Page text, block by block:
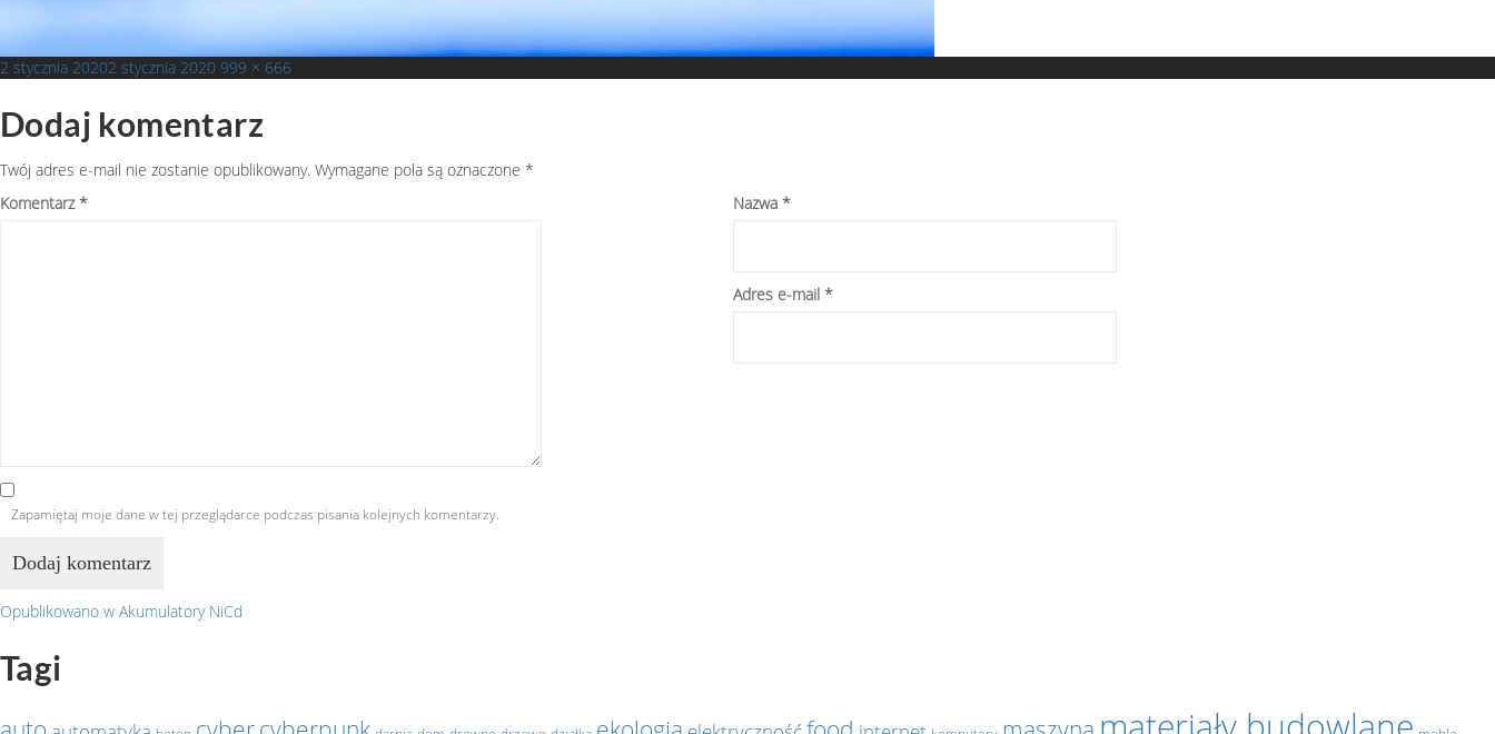
Opublikowano
2 stycznia 20202 stycznia 2020 Pełny
999 × 666
Dodaj komentarz
Twój adres e-mail nie zostanie opublikowany. Wymagane pola są oznaczone *
Komentarz* Nazwa *
Adres e-mail *
Zapamiętaj moje dane w tej przeglądarce podczas pisania kolejnych komentarzy.
Nawigacja
wpisu
Opublikowano w Akumulatory NiCd
Tagi